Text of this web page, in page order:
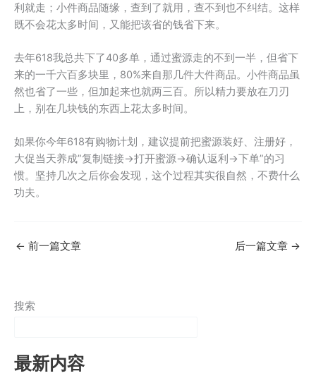
利就走；小件商品随缘，查到了就用，查不到也不纠结。这样
既不会花太多时间，又能把该省的钱省下来。
去年618我总共下了40多单，通过蜜源走的不到一半，但省下
来的一千六百多块里，80%来自那几件大件商品。小件商品虽
然也省了一些，但加起来也就两三百。所以精力要放在刀刃
上，别在几块钱的东西上花太多时间。
如果你今年618有购物计划，建议提前把蜜源装好、注册好，
大促当天养成”复制链接→打开蜜源→确认返利→下单”的习
惯。坚持几次之后你会发现，这个过程其实很自然，不费什么
功夫。
← 前一篇文章 后一篇文章 →
搜索
最新内容